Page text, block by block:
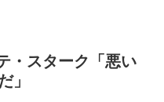
た八百屋で一目惚れした...
催都市と結んだ約束...
日本の普通のテレビ番...
・スターク「悪い
」